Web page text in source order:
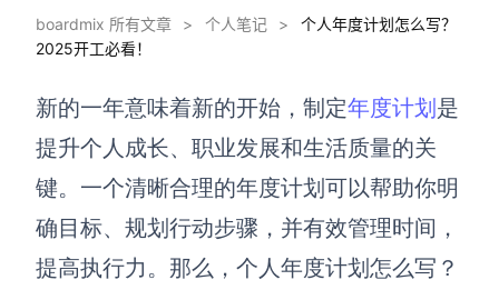
博思白板离线版
博思设计
一体化产品设计工具
博思AIPPT
AI生成PPT，支持在线编辑
boardmix 所有文章 > 个人笔记 >
个人年度计划怎么写？
2025开工必看！
新的一年意味着新的开始，制定年度计划 是
提升个人成长、职业发展和生活质量的关
键。一个清晰合理的年度计划可以帮助你明
确目标、规划行动步骤，并有效管理时间，
提高执行力。那么，个人年度计划怎么写？